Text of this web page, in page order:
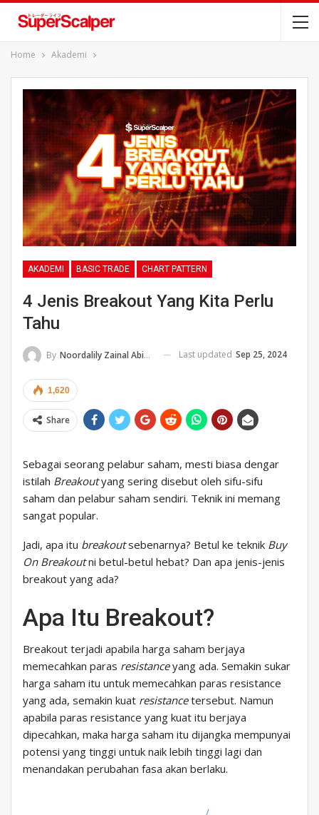
Home Akademi
AKADEMI BASIC TRADE CHART PATTERN
4 Jenis Breakout Yang Kita Perlu
Tahu
By Noordalily Zainal Abidin Last updated Sep 25, 2024
1,620
Share
Sebagai seorang pelabur saham, mesti biasa dengar
istilah Breakoutyang sering disebut oleh sifu-sifu
saham dan pelabur saham sendiri. Teknik ini memang
sangat popular.
Jadi, apa itu breakoutsebenarnya? Betul ke teknik Buy
On Breakoutni betul-betul hebat? Dan apa jenis-jenis
breakout yang ada?
Apa Itu Breakout?
Breakout terjadi apabila harga saham berjaya
memecahkan paras resistanceyang ada. Semakin sukar
harga saham itu untuk memecahkan paras resistance
yang ada, semakin kuat resistancetersebut. Namun
apabila paras resistance yang kuat itu berjaya
dipecahkan, maka harga saham itu dijangka mempunyai
potensi yang tinggi untuk naik lebih tinggi lagi dan
menandakan perubahan fasa akan berlaku.